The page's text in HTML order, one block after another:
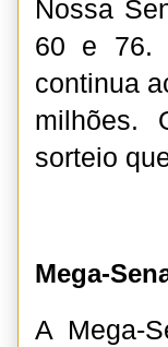
Nossa
60 e 76.
continua
milhões.
sorteio
Mega-
A Mega-